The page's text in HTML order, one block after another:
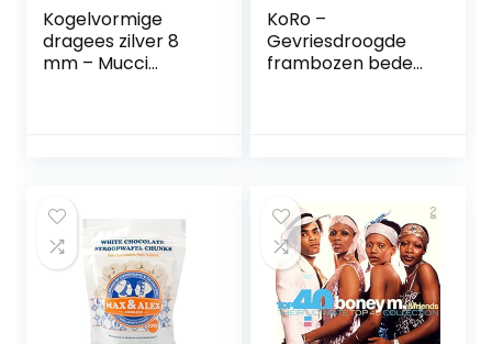
Kogelvormige
dragees zilver 8
mm – Mucci
KoRo –
Gevriesdroogde
frambozen bedekt